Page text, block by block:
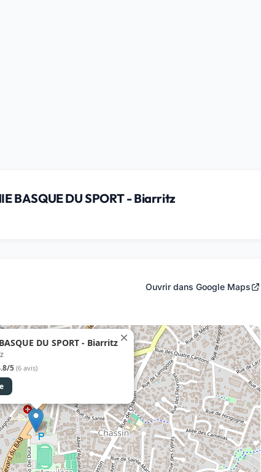
BASQUE DU SPORT - Biarritz
Ouvrir dans Google Maps
DU SPORT - Biarritz
5 (6 avis)
×